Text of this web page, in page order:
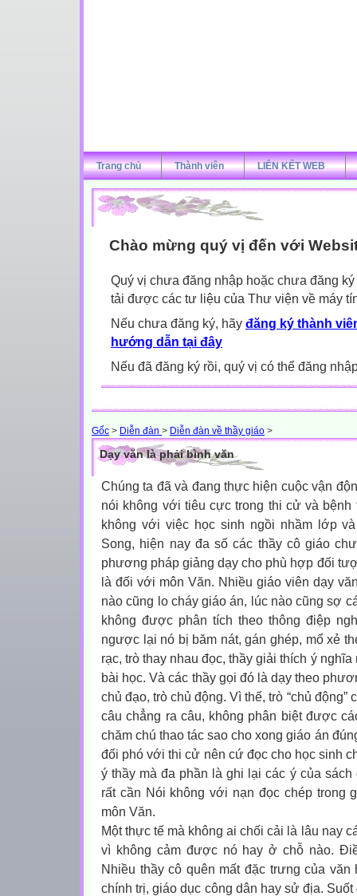
Trang chủ Thành viên LIÊN KẾT WEB
Chào mừng quý vị đến với
Quý vị chưa đăng nhập hoặc chưa đăng
tải được các tư liệu của Thư viện về máy
Nếu chưa đăng ký, hãy đăng ký thành
hướng dẫn tại đây
Nếu đã đăng ký rồi, quý vị có thể đăng
Gốc > Diễn đàn > Diễn đàn về thầy giáo >
Dạy văn là phải bình văn
Chúng ta đã và đang thực hiện cuộc vận
nói không với tiêu cực trong thi cử và bệnh
không với việc học sinh ngồi nhầm lớp
Song, hiện nay đa số các thầy cô giáo
phương pháp giảng dạy cho phù hợp đối
là đối với môn Văn. Nhiều giáo viên dạy
nào cũng lo cháy giáo án, lúc nào cũng sợ
không được phân tích theo thông điệp
ngược lại nó bị băm nát, gán ghép, mổ xẻ
rạc, trò thay nhau đọc, thầy giải thích ý
bài học. Và các thầy gọi đó là dạy theo
chủ đạo, trò chủ động. Vì thế, trò “chủ
câu chẳng ra câu, không phân biệt được
chăm chú thao tác sao cho xong giáo án
đối phó với thi cử nên cứ đọc cho học sinh
ý thầy mà đa phần là ghi lại các ý của
rất cần Nói không với nạn đọc chép trong
môn Văn.
Một thực tế mà không ai chối cải là lâu nay
vì không cảm được nó hay ở chỗ nào.
Nhiều thầy cô quên mất đặc trưng của
chính trị, giáo dục công dân hay sử địa.